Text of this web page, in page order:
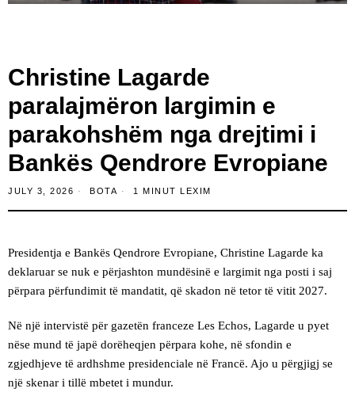
Christine Lagarde
paralajmëron largimin e
parakohshëm nga drejtimi i
Bankës Qendrore Evropiane
JULY 3, 2026 BOTA 1 MINUT LEXIM
Presidentja e Bankës Qendrore Evropiane, Christine Lagarde ka
deklaruar se nuk e përjashton mundësinë e largimit nga posti i saj
përpara përfundimit të mandatit, që skadon në tetor të vitit 2027.
Në një intervistë për gazetën franceze Les Echos, Lagarde u pyet
nëse mund të japë dorëheqjen përpara kohe, në sfondin e
zgjedhjeve të ardhshme presidenciale në Francë. Ajo u përgjigj se
një skenar i tillë mbetet i mundur.